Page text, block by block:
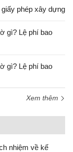
phép xây dựng
gì? Lệ phí bao
gì? Lệ phí bao
Xem thêm
nhiệm về kế